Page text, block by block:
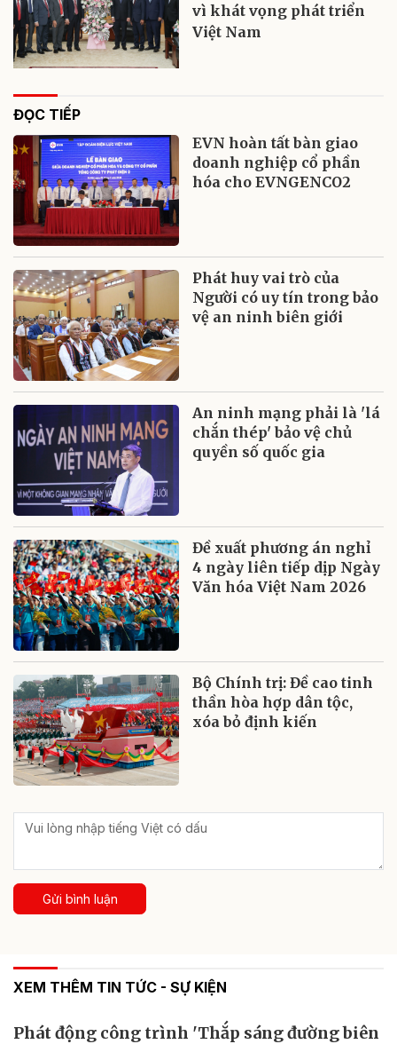
vì khát vọng phát triển
Việt Nam
ĐỌC TIẾP
EVN hoàn tất bàn giao
doanh nghiệp cổ phần
hóa cho EVNGENCO2
Phát huy vai trò của
Người có uy tín trong bảo
vệ an ninh biên giới
An ninh mạng phải là 'lá
chắn thép' bảo vệ chủ
quyền số quốc gia
Đề xuất phương án nghỉ
4 ngày liên tiếp dịp Ngày
Văn hóa Việt Nam 2026
Bộ Chính trị: Đề cao tinh
thần hòa hợp dân tộc,
xóa bỏ định kiến
Gửi bình luận
XEM THÊM TIN TỨC - SỰ KIỆN
Phát động công trình 'Thắp sáng đường biên